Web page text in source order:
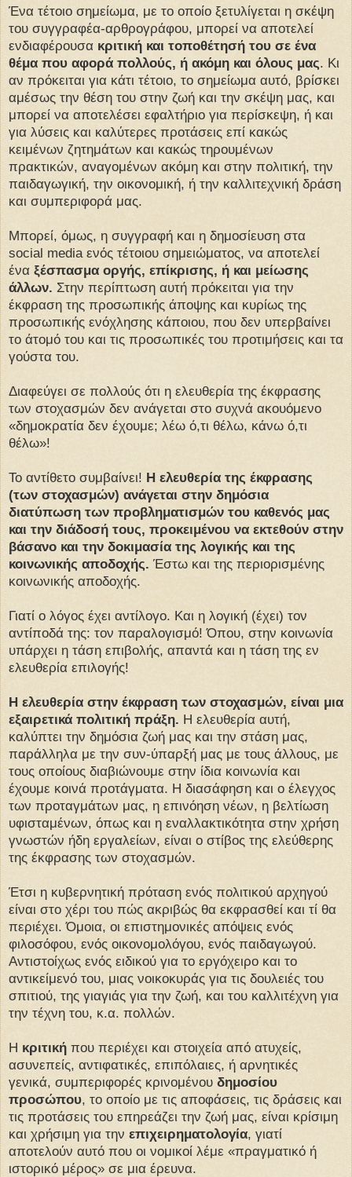
Ένα τέτοιο σημείωμα, με το οποίο ξετυλίγεται η σκέψη
του συγγραφέα-αρθρογράφου, μπορεί να αποτελεί
ενδιαφέρουσα κριτική και τοποθέτησή του σε ένα
θέμα που αφορά πολλούς, ή ακόμη και όλους μας. Κι
αν πρόκειται για κάτι τέτοιο, το σημείωμα αυτό, βρίσκει
αμέσως την θέση του στην ζωή και την σκέψη μας, και
μπορεί να αποτελέσει εφαλτήριο για περίσκεψη, ή και
για λύσεις και καλύτερες προτάσεις επί κακώς
κειμένων ζητημάτων και κακώς τηρουμένων
πρακτικών, αναγομένων ακόμη και στην πολιτική, την
παιδαγωγική, την οικονομική, ή την καλλιτεχνική δράση
και συμπεριφορά μας.
Μπορεί, όμως, η συγγραφή και η δημοσίευση στα
social media ενός τέτοιου σημειώματος, να αποτελεί
ένα ξέσπασμα οργής, επίκρισης, ή και μείωσης
άλλων. Στην περίπτωση αυτή πρόκειται για την
έκφραση της προσωπικής άποψης και κυρίως της
προσωπικής ενόχλησης κάποιου, που δεν υπερβαίνει
το άτομό του και τις προσωπικές του προτιμήσεις και τα
γούστα του.
Διαφεύγει σε πολλούς ότι η ελευθερία της έκφρασης
των στοχασμών δεν ανάγεται στο συχνά ακουόμενο
«δημοκρατία δεν έχουμε; λέω ό,τι θέλω, κάνω ό,τι
θέλω»!
Το αντίθετο συμβαίνει! Η ελευθερία της έκφρασης
(των στοχασμών) ανάγεται στην δημόσια
διατύπωση των προβληματισμών του καθενός μας
και την διάδοσή τους, προκειμένου να εκτεθούν στην
βάσανο και την δοκιμασία της λογικής και της
κοινωνικής αποδοχής. Έστω και της περιορισμένης
κοινωνικής αποδοχής.
Γιατί ο λόγος έχει αντίλογο. Και η λογική (έχει) τον
αντίποδά της: τον παραλογισμό! Όπου, στην κοινωνία
υπάρχει η τάση επιβολής, απαντά και η τάση της εν
ελευθερία επιλογής!
Η ελευθερία στην έκφραση των στοχασμών, είναι μια
εξαιρετικά πολιτική πράξη. Η ελευθερία αυτή,
καλύπτει την δημόσια ζωή μας και την στάση μας,
παράλληλα με την συν-ύπαρξή μας με τους άλλους, με
τους οποίους διαβιώνουμε στην ίδια κοινωνία και
έχουμε κοινά προτάγματα. Η διασάφηση και ο έλεγχος
των προταγμάτων μας, η επινόηση νέων, η βελτίωση
υφισταμένων, όπως και η εναλλακτικότητα στην χρήση
γνωστών ήδη εργαλείων, είναι ο στίβος της ελεύθερης
της έκφρασης των στοχασμών.
Έτσι η κυβερνητική πρόταση ενός πολιτικού αρχηγού
είναι στο χέρι του πώς ακριβώς θα εκφρασθεί και τί θα
περιέχει. Όμοια, οι επιστημονικές απόψεις ενός
φιλοσόφου, ενός οικονομολόγου, ενός παιδαγωγού.
Αντιστοίχως ενός ειδικού για το εργόχειρο και το
αντικείμενό του, μιας νοικοκυράς για τις δουλειές του
σπιτιού, της γιαγιάς για την ζωή, και του καλλιτέχνη για
την τέχνη του, κ.α. πολλών.
Η κριτική που περιέχει και στοιχεία από ατυχείς,
ασυνεπείς, αντιφατικές, επιπόλαιες, ή αρνητικές
γενικά, συμπεριφορές κρινομένου δημοσίου
προσώπου, το οποίο με τις αποφάσεις, τις δράσεις και
τις προτάσεις του επηρεάζει την ζωή μας, είναι κρίσιμη
και χρήσιμη για την επιχειρηματολογία, γιατί
αποτελούν αυτό που οι νομικοί λέμε «πραγματικό ή
ιστορικό μέρος» σε μια έρευνα.